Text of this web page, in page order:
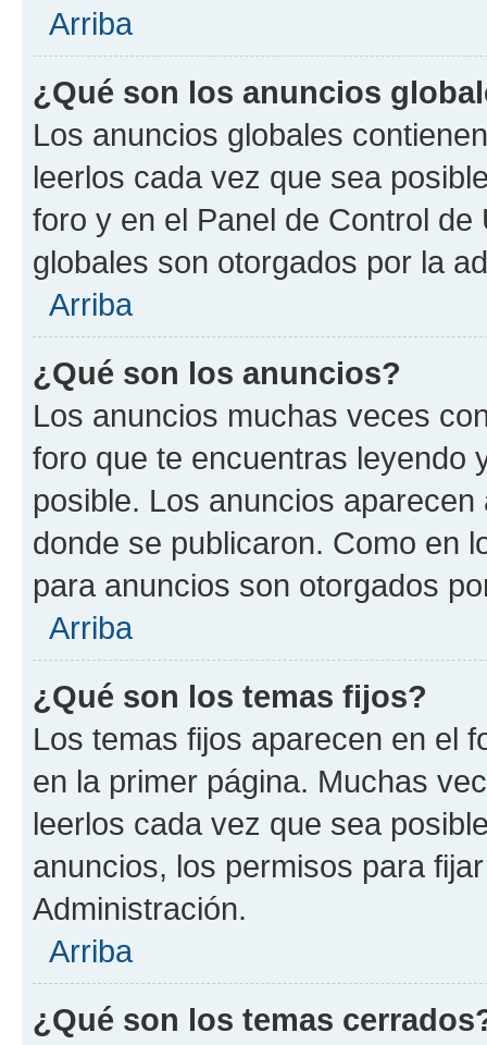
Arriba
¿Qué son los anuncios
Los anuncios globales
leerlos cada vez que sea
foro y en el Panel de Control
globales son otorgados por la
Arriba
¿Qué son los anuncios?
Los anuncios muchas veces
foro que te encuentras leyendo
posible. Los anuncios
donde se publicaron. Como en
para anuncios son otorgados
Arriba
¿Qué son los temas fijos?
Los temas fijos aparecen en el
en la primer página. Muchas
leerlos cada vez que sea
anuncios, los permisos para
Administración.
Arriba
¿Qué son los temas